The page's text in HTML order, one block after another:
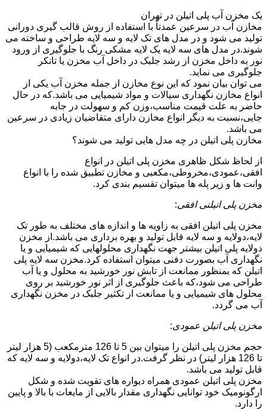
یک مخزن آب پلی اتیلن در تهران
مخازن آب در سرعین عمدتاً با استفاده از روش قالب گیری دورانی
تولید می شود و در مدل های تک لایه و سه لایه طراحی و ساخته می
شوند.در مدل های سه لایه یک لایه مشکی رنگ با جلوگیری از ورود
نور به داخل مخزن از رشد جلبک در داخل آب مخزن یا تانکر
جلوگیری می نماید.
می توان بیان نمود که این نوع مخازن از جمله مخزن آب یکی از
انواع مخازن نگهداری سیالات و مواد شیمیایی می باشد.که در حال
حاضر به علت قیمت مناسب،وزن کم و سهولت در جابه
جایی،نسبت به دیگر انواع مخازن دارای متقاضیان زیادی در سرعین
می باشد.
مخازن پلی اتیلن در چه مدل هایی تولید می شوند؟
از لحاظ شکل ظاهری مخزن پلی اتیلن در انواع
افقی،عمودی،مخروطی،مکعبی و مخازن تطبیق شده را با انواع
وانت ها و زیر پله ها میتوان تقسیم بندی کرد.
مخزن پلی اتیلنی افقی:
مخزن پلی اتیلن افقی به زاویه ها و اندازه های مختلف به طور تک
لایه،دولایه و سه لایه قابل تولید و بهره برداری می باشد.از مخزن
دولایه پلی اتیلن بیشتر جهت نگهداری محلولهایی که شیمیایی و یا
نگهداری آب بصورت دفنی میتوان استفاده کرد.مخزن سه لایه پلی
اتیلن که بمنظور ممانعت از تابش نور خورشید به محلول و یا آب
طراحی می شود،که باعث جلوگیری از اثر نور خورشید بر روی
محلول های شیمیایی و یا ممانعت از تکثیر جلبک در مخزن نگهداری
آب می گردد.
مخزن پلی اتیلن عمودی:
حجم مخزن پلی اتیلن را میتوان بین 5 تا 126 مترمکعب (5 هزار لیتر
تا 126 هزار لیتر) در نظر گرفت.در انواع تک لایه،دولایه و سه لایه که
قابل تولید می باشد.
مخزن پلی اتیلن عمودی همراه دیواره های تقویت شده و شکل
ارگونومیک خود توانایی نگهداری مقدار بالایی از مایعات با بالا و پایین
را دارد.